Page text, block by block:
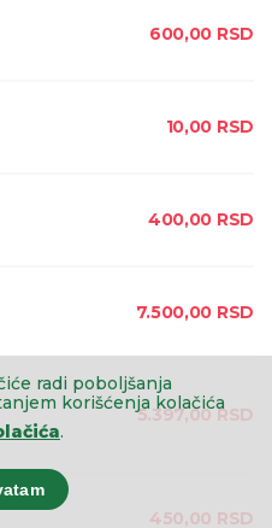
600,00 RSD
10,00 RSD
400,00 RSD
7.500,00 RSD
5.397,00 RSD
450,00 RSD
radi poboljšanja
korišćenja kolačića
.